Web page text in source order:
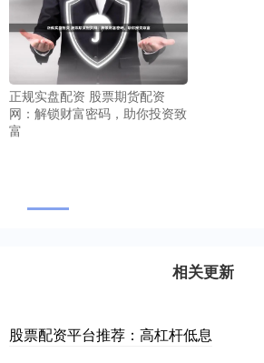
正规实盘配资 股票期货配资
网：解锁财富密码，助你投资致
富
相关更新
股票配资平台推荐：高杠杆低息